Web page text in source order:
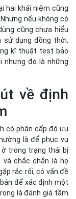
hai khái niệm cũng
nếu không có
cũng chưa hiểu
sử dụng đồng thời,
kĩ thuật test bảo
nhưng đó là những
về định
có phân cấp độ ưu
là để phục vụ
ở trong trạng thái bị
chắc chắn là họ
rắc rối, có vấn đề
để xác định một
là đánh giá tầm